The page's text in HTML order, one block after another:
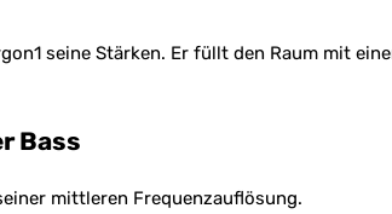
seine Stärken. Er füllt den Raum mit
Bass
mittleren Frequenzauflösung.